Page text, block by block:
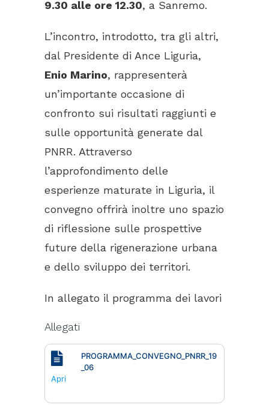
9.30 alle ore 12.30, a Sanremo.
L’incontro, introdotto, tra gli altri,
dal Presidente di Ance Liguria,
Enio Marino, rappresenterà
un’importante occasione di
confronto sui risultati raggiunti e
sulle opportunità generate dal
PNRR. Attraverso
l’approfondimento delle
esperienze maturate in Liguria, il
convegno offrirà inoltre uno spazio
di riflessione sulle prospettive
future della rigenerazione urbana
e dello sviluppo dei territori.
In allegato il programma dei lavori
Allegati
PROGRAMMA_CONVEGNO_PNRR_19
_06
Apri